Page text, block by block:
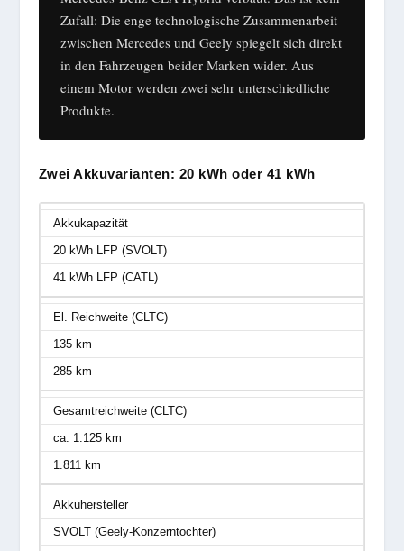
Zufall: Die enge technologische Zusammenarbeit
zwischen Mercedes und Geely spiegelt sich direkt
in den Fahrzeugen beider Marken wider. Aus
einem Motor werden zwei sehr unterschiedliche
Produkte.
Zwei Akkuvarianten: 20 kWh oder 41 kWh
Akkukapazität
20 kWh LFP (SVOLT)
41 kWh LFP (CATL)
El. Reichweite (CLTC)
135 km
285 km
Gesamtreichweite (CLTC)
ca. 1.125 km
1.811 km
Akkuhersteller
SVOLT (Geely-Konzerntochter)